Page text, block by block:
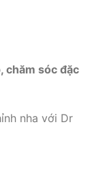
chăm sóc đặc
nha với Dr